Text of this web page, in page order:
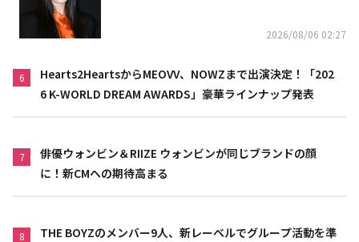
2026/08/06 02:27
6
Hearts2HeartsからMEOVV、NOWZまで出演決定！「202
6 K-WORLD DREAM AWARDS」豪華ラインナップ発表
7
俳優ウォンビン＆RIIZE ウォンビンが同じブランドの顔
に！新CMへの期待高まる
8
THE BOYZのメンバー9人、新レーベルでグループ活動を準